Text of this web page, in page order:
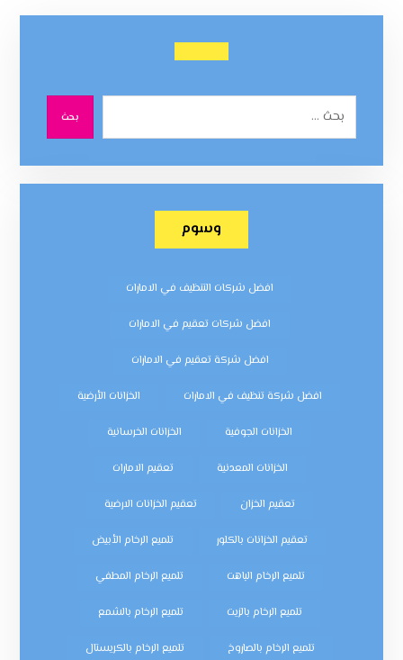
بحث
وسوم
افضل شركات التنظيف في الامارات
افضل شركات تعقيم في الامارات
افضل شركة تعقيم في الامارات
افضل شركة تنظيف في الامارات الخزانات الأرضية
الخزانات الجوفية الخزانات الخرسانية
الخزانات المعدنية تعقيم الامارات
تعقيم الخزان تعقيم الخزانات الارضية
تعقيم الخزانات بالكلور تلميع الرخام الأبيض
تلميع الرخام الباهت تلميع الرخام المطفي
تلميع الرخام بالزيت تلميع الرخام بالشمع
تلميع الرخام بالصاروخ تلميع الرخام بالكريستال